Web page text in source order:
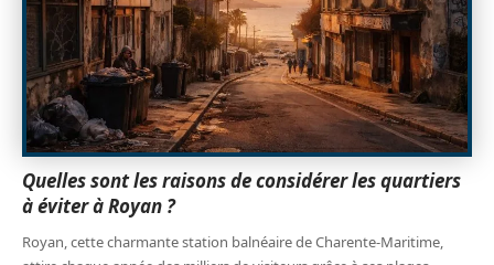
Quelles sont les raisons de considérer les quartiers
à éviter à Royan ?
Royan, cette charmante station balnéaire de Charente-Maritime,